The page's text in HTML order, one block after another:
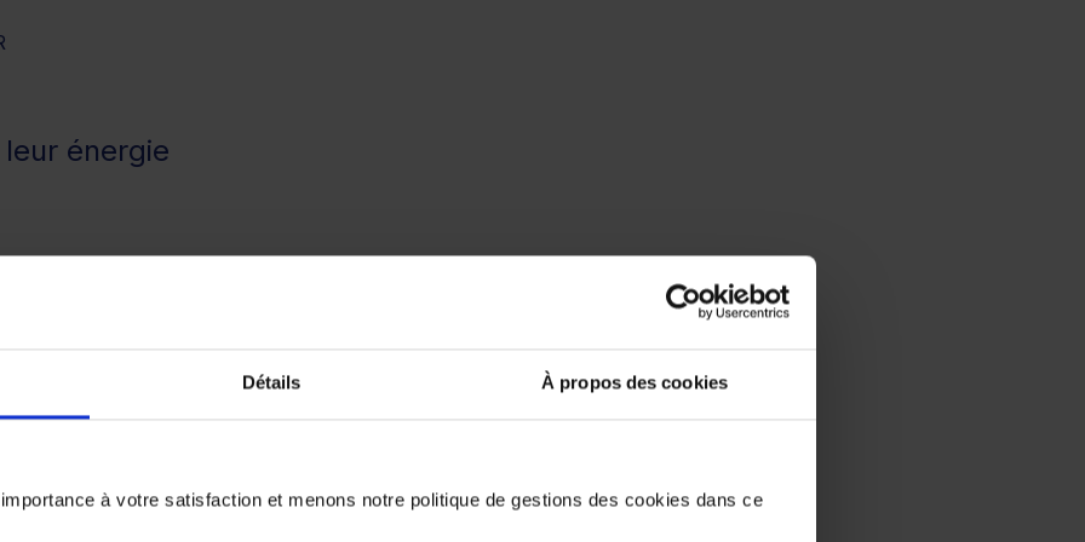
Détails À propos des cookies
à votre satisfaction et menons notre politique de gestions des cookies dans ce
énergie
selon la boîte de vitesses